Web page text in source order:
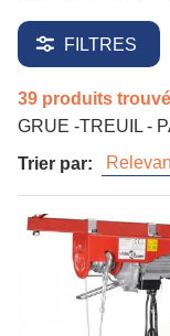
FILTRES
39 produits
GRUE -TREUIL -
Trier par: